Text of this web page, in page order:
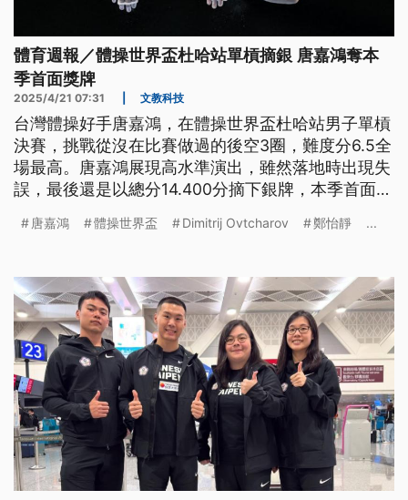
體育週報／體操世界盃杜哈站單槓摘銀 唐嘉鴻奪本
季首面獎牌
2025/4/21 07:31 文教科技
台灣體操好手唐嘉鴻，在體操世界盃杜哈站男子單槓
決賽，挑戰從沒在比賽做過的後空3圈，難度分6.5全
場最高。唐嘉鴻展現高水準演出，雖然落地時出現失
誤，最後還是以總分14.400分摘下銀牌，本季首面獎
唐嘉鴻 體操世界盃 Dimitrij Ovtcharov 鄭怡靜 ...